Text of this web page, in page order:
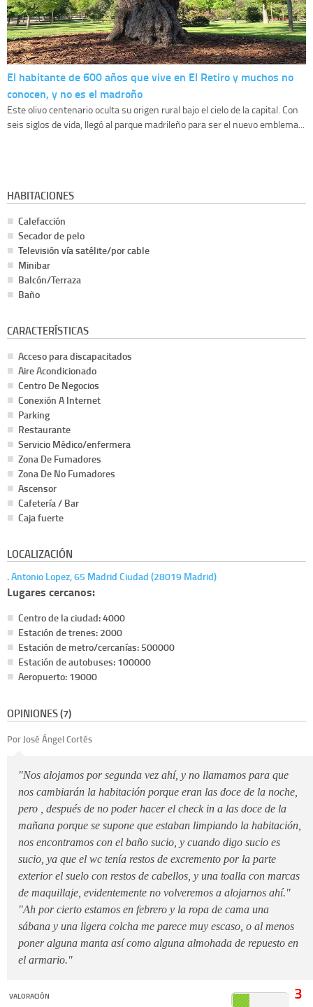
El habitante de 600 años que vive en El Retiro y muchos no
conocen, y no es el madroño
Este olivo centenario oculta su origen rural bajo el cielo de la capital. Con
seis siglos de vida, llegó al parque madrileño para ser el nuevo emblema...
HABITACIONES
Calefacción
Secador de pelo
Televisión vía satélite/por cable
Minibar
Balcón/Terraza
Baño
CARACTERÍSTICAS
Acceso para discapacitados
Aire Acondicionado
Centro De Negocios
Conexión A Internet
Parking
Restaurante
Servicio Médico/enfermera
Zona De Fumadores
Zona De No Fumadores
Ascensor
Cafetería / Bar
Caja fuerte
LOCALIZACIÓN
. Antonio Lopez, 65 Madrid Ciudad (28019 Madrid)
Lugares cercanos:
Centro de la ciudad: 4000
Estación de trenes: 2000
Estación de metro/cercanías: 500000
Estación de autobuses: 100000
Aeropuerto: 19000
OPINIONES (7)
Por José Ángel Cortés
"Nos alojamos por segunda vez ahí, y no llamamos para que
nos cambiarán la habitación porque eran las doce de la noche,
pero , después de no poder hacer el check in a las doce de la
mañana porque se supone que estaban limpiando la habitación,
nos encontramos con el baño sucio, y cuando digo sucio es
sucio, ya que el wc tenía restos de excremento por la parte
exterior el suelo con restos de cabellos, y una toalla con marcas
de maquillaje, evidentemente no volveremos a alojarnos ahí."
"Ah por cierto estamos en febrero y la ropa de cama una
sábana y una ligera colcha me parece muy escaso, o al menos
poner alguna manta así como alguna almohada de repuesto en
el armario."
VALORACIÓN 3